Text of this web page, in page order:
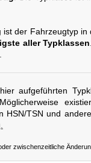
ist der Fahrzeugtyp in
aller Typklassen
aufgeführten
HSN/TSN und
zwischenzeitliche